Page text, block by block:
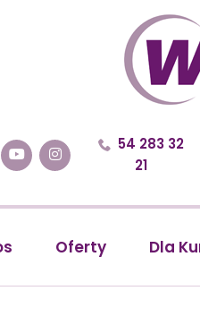

54 283 32
21
Oferty Dla